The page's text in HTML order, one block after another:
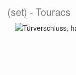
(set) Touracs